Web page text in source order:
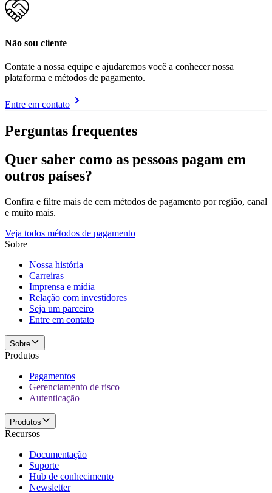
Não sou cliente
Contate a nossa equipe e ajudaremos você a conhecer nossa
plataforma e métodos de pagamento.
Entre em contato
Perguntas frequentes
Quer saber como as pessoas pagam em
outros países?
Confira e filtre mais de cem métodos de pagamento por região, canal
e muito mais.
Veja todos métodos de pagamento
Sobre
Nossa história
Carreiras
Imprensa e mídia
Relação com investidores
Seja um parceiro
Entre em contato
Sobre
Produtos
Pagamentos
Gerenciamento de risco
Autenticação
Produtos
Recursos
Documentação
Suporte
Hub de conhecimento
Newsletter